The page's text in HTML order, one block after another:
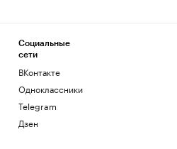
Социальные
сети
ВКонтакте
Одноклассники
Telegram
Дзен